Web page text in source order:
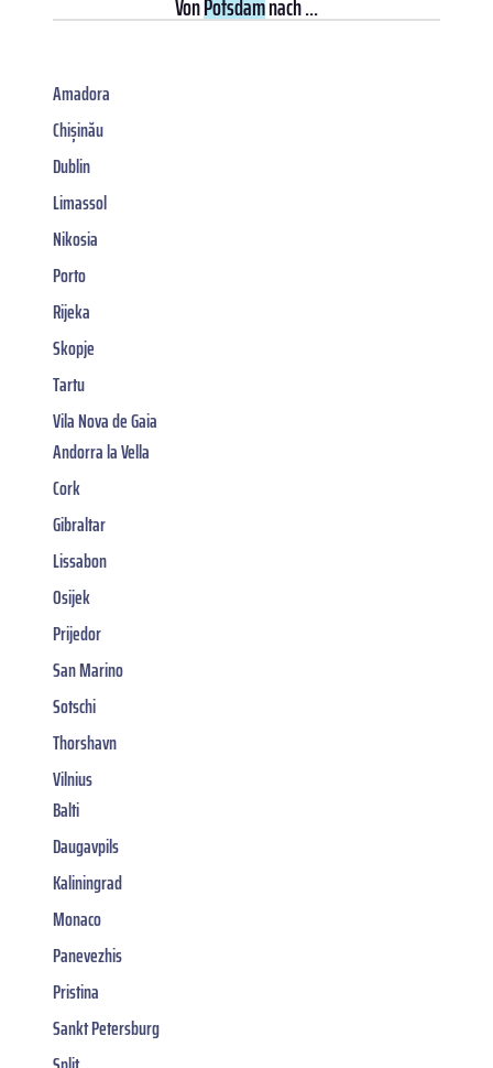
Amadora
Chișinău
Dublin
Limassol
Nikosia
Porto
Rijeka
Skopje
Tartu
Vila Nova de Gaia
Andorra la Vella
Cork
Gibraltar
Lissabon
Osijek
Prijedor
San Marino
Sotschi
Thorshavn
Vilnius
Balti
Daugavpils
Kaliningrad
Monaco
Panevezhis
Pristina
Sankt Petersburg